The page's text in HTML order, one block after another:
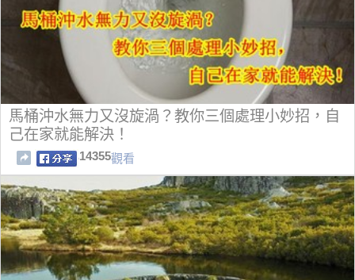
馬桶沖水無力又沒旋渦？教你三個處理小妙招，自
己在家就能解決！
14355觀看